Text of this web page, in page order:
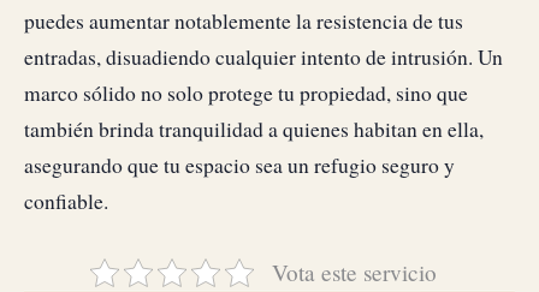
puedes aumentar notablemente la resistencia de tus
entradas, disuadiendo cualquier intento de intrusión. Un
marco sólido no solo protege tu propiedad, sino que
también brinda tranquilidad a quienes habitan en ella,
asegurando que tu espacio sea un refugio seguro y
confiable.
Vota este servicio